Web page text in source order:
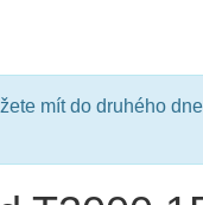
mít do druhého